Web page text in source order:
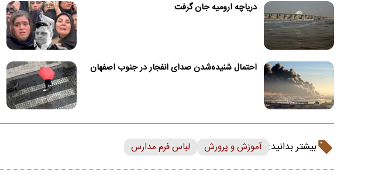
دریاچه ارومیه جان گرفت
احتمال شنیده‌شدن صدای انفجار در جنوب اصفهان
بیشتر بدانید: آموزش و پرورش لباس فرم مدارس